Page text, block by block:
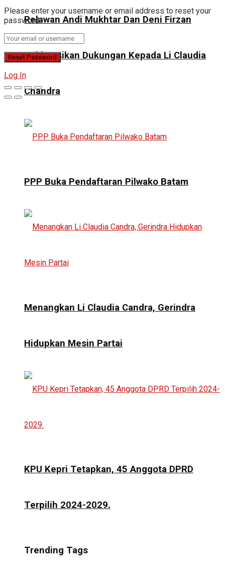
Relawan Andi Mukhtar Dan Deni Firzan
Deklarasikan Dukungan Kepada Li Claudia
Chandra
PPP Buka Pendaftaran Pilwako Batam
Menangkan Li Claudia Candra, Gerindra
Hidupkan Mesin Partai
KPU Kepri Tetapkan, 45 Anggota DPRD
Terpilih 2024-2029.
Trending Tags
Please enter your username or email address to reset your
password.
Log In